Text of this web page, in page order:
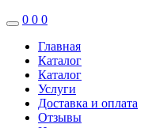
0 0 0
Главная
Каталог
Каталог
Услуги
Доставка и оплата
Отзывы